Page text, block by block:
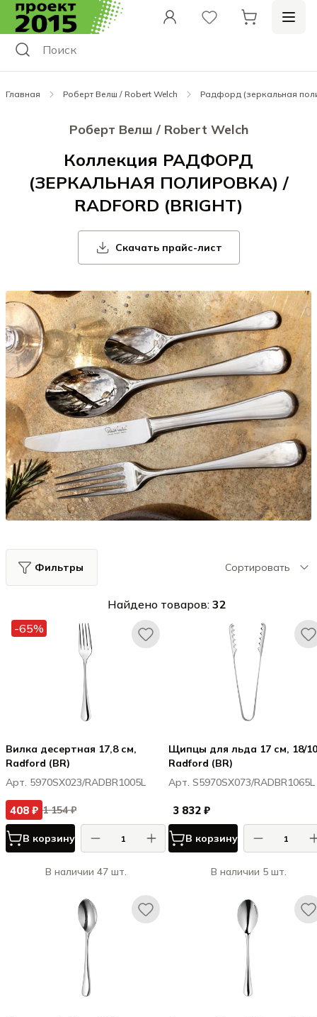
Главная Роберт Велш / Robert Welch Радфорд (зеркальная
Роберт Велш / Robert Welch
Коллекция РАДФОРД
(ЗЕРКАЛЬНАЯ ПОЛИРОВКА) /
RADFORD (BRIGHT)
Скачать прайс-лист
Фильтры Сортировать
Найдено товаров: 32
-65%
Вилка десертная 17,8 см,
Radford (BR)
Арт. 5970SX023/RADBR1005L
408 ₽ 1 154 ₽
В корзину
В наличии 47 шт.
Щипцы для льда 17 см, 18/
Radford (BR)
Арт. S5970SX073/RADBR1065L
3 832 ₽
В корзину
В наличии 5 шт.